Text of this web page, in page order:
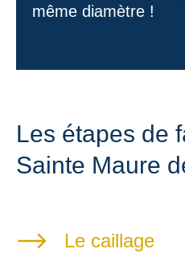
même diamètre !
Les étapes de
Sainte Maure
Le caillage